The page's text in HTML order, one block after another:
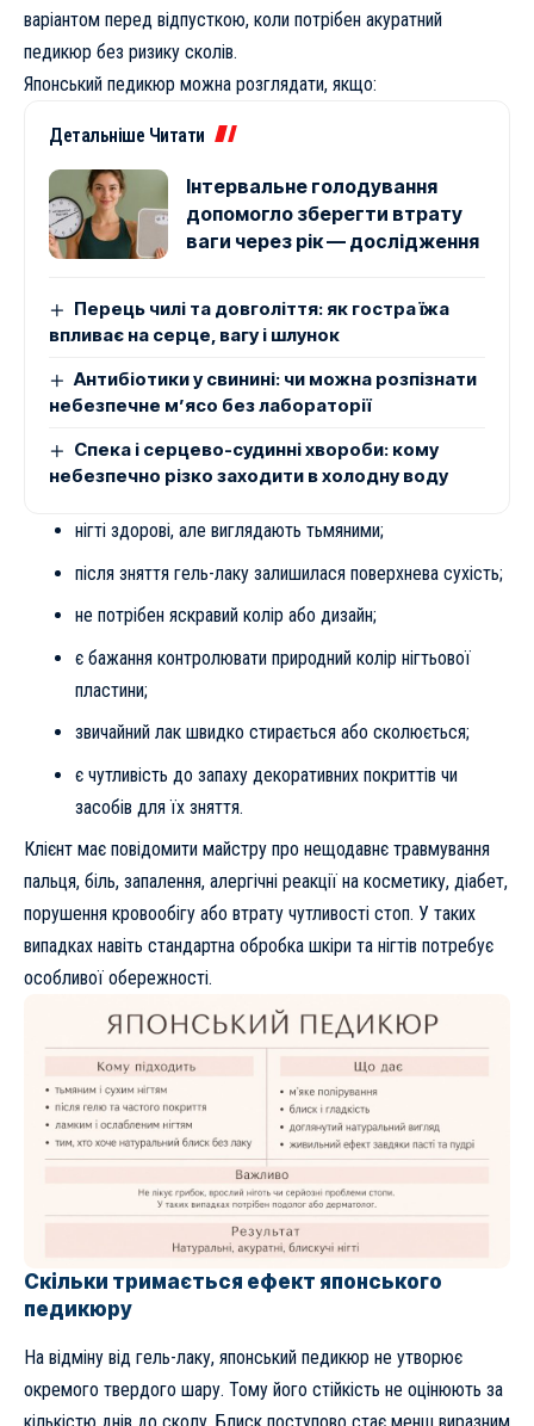
варіантом перед відпусткою, коли потрібен акуратний
педикюр без ризику сколів.
Японський педикюр можна розглядати, якщо:
Детальніше Читати
Інтервальне голодування
допомогло зберегти втрату
ваги через рік — дослідження
Перець чилі та довголіття: як гостра їжа
впливає на серце, вагу і шлунок
Антибіотики у свинині: чи можна розпізнати
небезпечне м’ясо без лабораторії
Спека і серцево-судинні хвороби: кому
небезпечно різко заходити в холодну воду
нігті здорові, але виглядають тьмяними;
після зняття гель-лаку залишилася поверхнева сухість;
не потрібен яскравий колір або дизайн;
є бажання контролювати природний колір нігтьової
пластини;
звичайний лак швидко стирається або сколюється;
є чутливість до запаху декоративних покриттів чи
засобів для їх зняття.
Клієнт має повідомити майстру про нещодавнє травмування
пальця, біль, запалення, алергічні реакції на косметику, діабет,
порушення кровообігу або втрату чутливості стоп. У таких
випадках навіть стандартна обробка шкіри та нігтів потребує
особливої обережності.
Скільки тримається ефект японського
педикюру
На відміну від гель-лаку, японський педикюр не утворює
окремого твердого шару. Тому його стійкість не оцінюють за